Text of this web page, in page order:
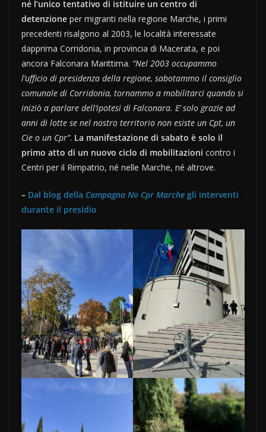
né l’unico tentativo di istituire un centro di
detenzione per migranti nella regione Marche, i primi
precedenti risalgono al 2003, le località interessate
dapprima Corridonia, in provincia di Macerata, e poi
ancora Falconara Marittima. “Nel 2003 occupammo
l’ufficio di presidenza della regione, sabotammo il consiglio
comunale di Corridonia, tornammo a mobilitarci quando si
iniziò a parlare dell’ipotesi di Falconara. E’ solo grazie ad
anni di lotte se nel nostro territorio non esiste un Cpt, un
Cie o un Cpr”. La manifestazione di sabato è solo il
primo atto di un nuovo ciclo di mobilitazioni contro i
Centri per il Rimpatrio, né nelle Marche, né altrove.
– Dal blog della Campagna No Cpr Marche gli interventi
durante il presidio